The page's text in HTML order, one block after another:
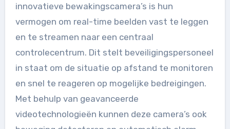
innovatieve bewakingscamera’s is hun
vermogen om real-time beelden vast te leggen
en te streamen naar een centraal
controlecentrum. Dit stelt beveiligingspersoneel
in staat om de situatie op afstand te monitoren
en snel te reageren op mogelijke bedreigingen.
Met behulp van geavanceerde
videotechnologieën kunnen deze camera’s ook